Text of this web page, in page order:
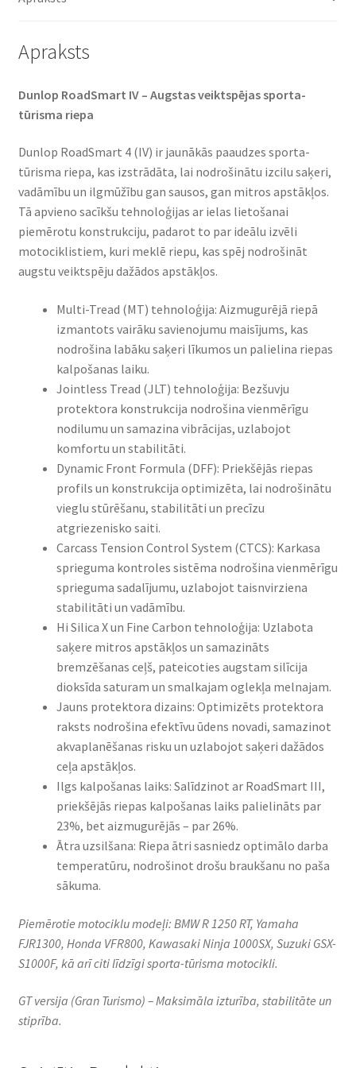
Apraksts
Dunlop RoadSmart IV – Augstas veiktspējas sporta-
tūrisma riepa
Dunlop RoadSmart 4 (IV) ir jaunākās paaudzes sporta-
tūrisma riepa, kas izstrādāta, lai nodrošinātu izcilu saķeri,
vadāmību un ilgmūžību gan sausos, gan mitros apstākļos.
Tā apvieno sacīkšu tehnoloģijas ar ielas lietošanai
piemērotu konstrukciju, padarot to par ideālu izvēli
motociklistiem, kuri meklē riepu, kas spēj nodrošināt
augstu veiktspēju dažādos apstākļos.
Multi-Tread (MT) tehnoloģija: Aizmugurējā riepā
izmantots vairāku savienojumu maisījums, kas
nodrošina labāku saķeri līkumos un palielina riepas
kalpošanas laiku.
Jointless Tread (JLT) tehnoloģija: Bezšuvju
protektora konstrukcija nodrošina vienmērīgu
nodilumu un samazina vibrācijas, uzlabojot
komfortu un stabilitāti.
Dynamic Front Formula (DFF): Priekšējās riepas
profils un konstrukcija optimizēta, lai nodrošinātu
vieglu stūrēšanu, stabilitāti un precīzu
atgriezenisko saiti.
Carcass Tension Control System (CTCS): Karkasa
sprieguma kontroles sistēma nodrošina vienmērīgu
sprieguma sadalījumu, uzlabojot taisnvirziena
stabilitāti un vadāmību.
Hi Silica X un Fine Carbon tehnoloģija: Uzlabota
saķere mitros apstākļos un samazināts
bremzēšanas ceļš, pateicoties augstam silīcija
dioksīda saturam un smalkajam oglekļa melnajam.
Jauns protektora dizains: Optimizēts protektora
raksts nodrošina efektīvu ūdens novadi, samazinot
akvaplanēšanas risku un uzlabojot saķeri dažādos
ceļa apstākļos.
Ilgs kalpošanas laiks: Salīdzinot ar RoadSmart III,
priekšējās riepas kalpošanas laiks palielināts par
23%, bet aizmugurējās – par 26%.
Ātra uzsilšana: Riepa ātri sasniedz optimālo darba
temperatūru, nodrošinot drošu braukšanu no paša
sākuma.
Piemērotie motociklu modeļi: BMW R 1250 RT, Yamaha
FJR1300, Honda VFR800, Kawasaki Ninja 1000SX, Suzuki GSX-
S1000F, kā arī citi līdzīgi sporta-tūrisma motocikli.
GT versija (Gran Turismo) – Maksimāla izturība, stabilitāte un
stiprība.